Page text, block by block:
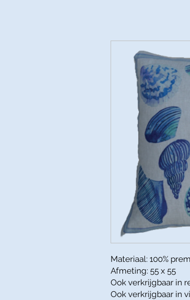
Materiaal: 100%
Afmeting: 55 x 55
Ook verkrijgbaar in
Ook verkrijgbaar in